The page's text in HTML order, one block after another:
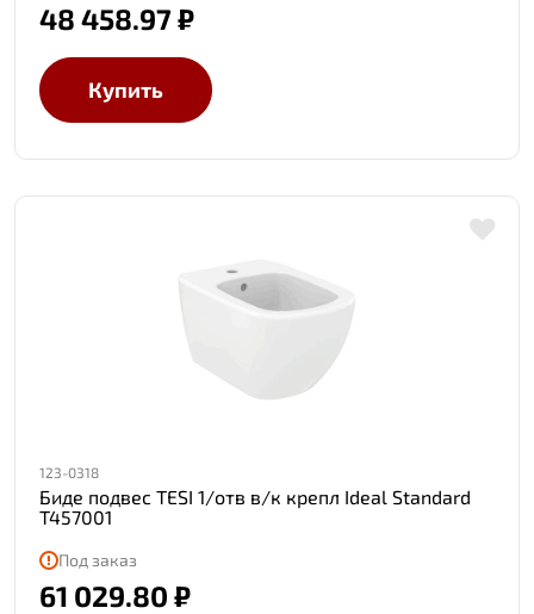
48 458.97 ₽
Купить
123-0318
Биде подвес TESI 1/отв в/к крепл Ideal Standard
T457001
Под заказ
61 029.80 ₽